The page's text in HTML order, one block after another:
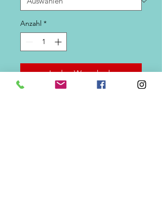
Anzahl *
In den Warenkorb